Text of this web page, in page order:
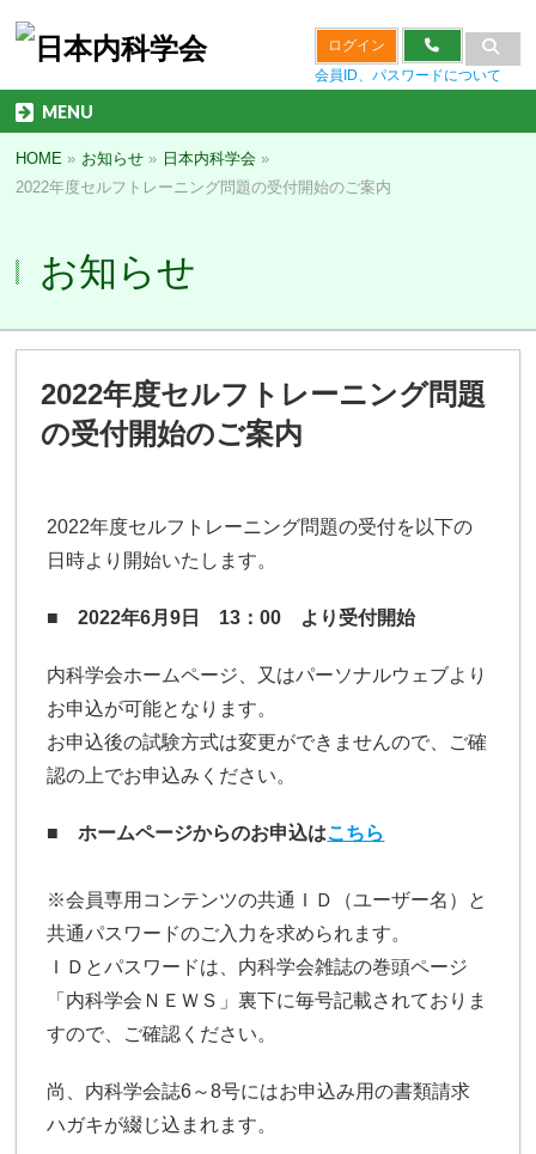
ログイン
会員ID、パスワードについて
MENU
HOME » お知らせ » 日本内科学会 »
2022年度セルフトレーニング問題の受付開始のご案内
お知らせ
2022年度セルフトレーニング問題
の受付開始のご案内
2022年度セルフトレーニング問題の受付を以下の
日時より開始いたします。
■ 2022年6月9日 13：00 より受付開始
内科学会ホームページ、又はパーソナルウェブより
お申込が可能となります。
お申込後の試験方式は変更ができませんので、ご確
認の上でお申込みください。
■ ホームページからのお申込はこちら
※会員専用コンテンツの共通ＩＤ（ユーザー名）と
共通パスワードのご入力を求められます。
ＩＤとパスワードは、内科学会雑誌の巻頭ページ
「内科学会ＮＥＷＳ」裏下に毎号記載されておりま
すので、ご確認ください。
尚、内科学会誌6～8号にはお申込み用の書類請求
ハガキが綴じ込まれます。